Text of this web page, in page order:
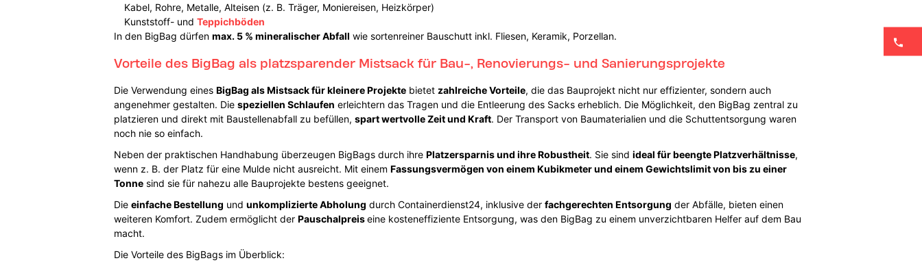
Kabel, Rohre, Metalle, Alteisen (z. B. Träger, Moniereisen, Heizkörper)
Kunststoff- undTeppichböden
In den BigBag dürfen max. 5 % mineralischer Abfall wie sortenreiner Bauschutt inkl. Fliesen, Keramik, Porzellan.
Vorteile des BigBag als platzsparender Mistsack für Bau-, Renovierungs- und Sanierungsprojekte
Die Verwendung eines BigBag als Mistsack für kleinere Projektebietet zahlreiche Vorteile, die das Bauprojekt nicht nur effizienter, sondern auch
angenehmer gestalten. Die speziellen Schlaufen erleichtern das Tragen und die Entleerung des Sacks erheblich. Die Möglichkeit, den BigBag zentral zu
platzieren und direkt mit Baustellenabfall zu befüllen, spart wertvolle Zeit und Kraft. Der Transport von Baumaterialien und die Schuttentsorgung waren
noch nie so einfach.
Neben der praktischen Handhabung überzeugen BigBags durch ihre Platzersparnis und ihre Robustheit. Sie sind ideal für beengte Platzverhältnisse,
wenn z. B. der Platz für eine Mulde nicht ausreicht. Mit einem Fassungsvermögen von einem Kubikmeter und einem Gewichtslimit von bis zu einer
Tonnesind sie für nahezu alle Bauprojekte bestens geeignet.
Die einfache Bestellung und unkomplizierte Abholung durch Containerdienst24, inklusive der fachgerechten Entsorgung der Abfälle, bieten einen
weiteren Komfort. Zudem ermöglicht der Pauschalpreiseine kosteneffiziente Entsorgung, was den BigBag zu einem unverzichtbaren Helfer auf dem Bau
macht.
Die Vorteile des BigBags im Überblick: